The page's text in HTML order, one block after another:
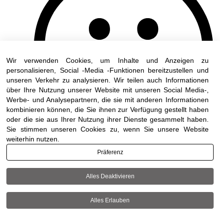
Terms of use Accessibility| All rights reserved to
DWO ©
Wir verwenden Cookies, um Inhalte und Anzeigen zu
personalisieren, Social -Media -Funktionen bereitzustellen und
unseren Verkehr zu analysieren. Wir teilen auch Informationen
über Ihre Nutzung unserer Website mit unseren Social Media-,
Werbe- und Analysepartnern, die sie mit anderen Informationen
kombinieren können, die Sie ihnen zur Verfügung gestellt haben
oder die sie aus Ihrer Nutzung ihrer Dienste gesammelt haben.
Sie stimmen unseren Cookies zu, wenn Sie unsere Website
weiterhin nutzen.
Präferenz
Alles Deaktivieren
Alles Erlauben